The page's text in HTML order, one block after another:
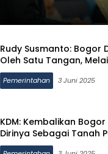
Rudy Susmanto: Bogor
Oleh Satu Tangan,
Pemerintahan 3 Juni 2025
KDM: Kembalikan
Dirinya Sebagai Tanah